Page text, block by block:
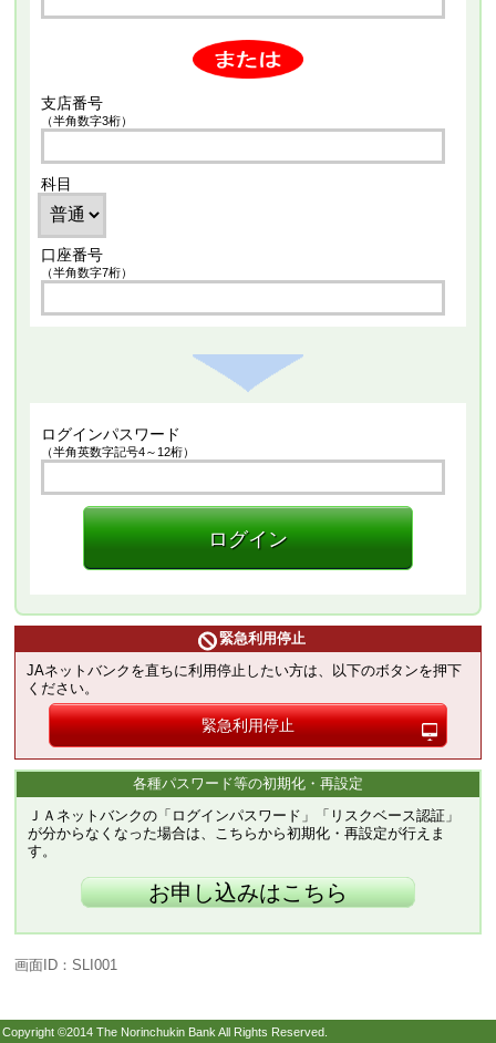
支店番号
（半角数字3桁）
科目
口座番号
（半角数字7桁）
ログインパスワード
（半角英数字記号4～12桁）
ログイン
緊急利用停止
JAネットバンクを直ちに利用停止したい方は、以下のボタンを押下
ください。
緊急利用停止
各種パスワード等の初期化・再設定
ＪＡネットバンクの「ログインパスワード」「リスクベース認証」
が分からなくなった場合は、こちらから初期化・再設定が行えま
す。
お申し込みはこちら
画面ID：SLI001
Copyright ©2014 The Norinchukin Bank All Rights Reserved.